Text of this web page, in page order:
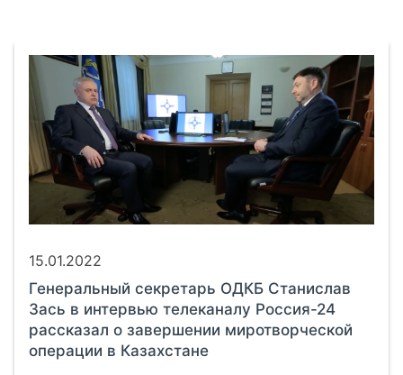
15.01.2022
Генеральный секретарь ОДКБ Станислав
Зась в интервью телеканалу Россия-24
рассказал о завершении миротворческой
операции в Казахстане